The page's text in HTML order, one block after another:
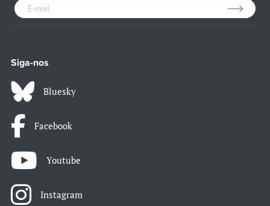
Siga-nos
Bluesky
Facebook
Youtube
Instagram